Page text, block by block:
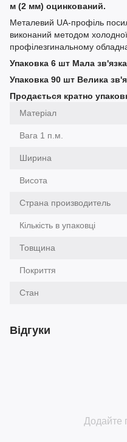
м (2 мм) оцинкований.
Металевий UA-профіль
виконаний методом
профілезгинальному
Упаковка 6 шт Мала
Упаковка 90 шт Велика
Продається кратно
Матеріал
Вага 1 п.м.
Ширина
Висота
Страна производитель
Кількість в упаковці
Товщина
Покриття
Стан
Відгуки
Додайте